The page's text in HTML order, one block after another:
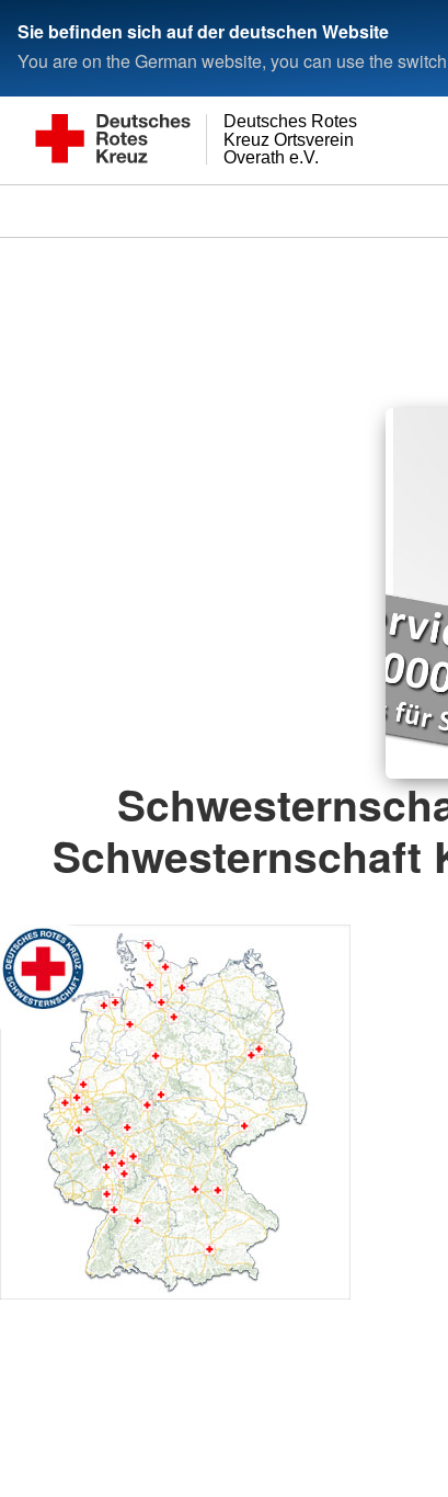
Sie befinden sich auf der deutschen Website
You are on the German website, you can use the
Overath e.V.
Kreuz Ortsverein
Deutsches Rotes
Schwesternschaft